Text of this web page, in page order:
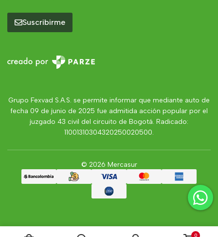
Suscribirme
Grupo Fexvad S.A.S. se permite informar que mediante auto de
fecha 09 de junio de 2025 fue admitida acción popular por el
juzgado 43 civil del circuito de Bogotá. Radicado:
11001310304320250020500.
© 2026 Mercasur
0